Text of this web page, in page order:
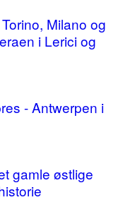
Milano og
i Lerici og
- Antwerpen i
gamle østlige